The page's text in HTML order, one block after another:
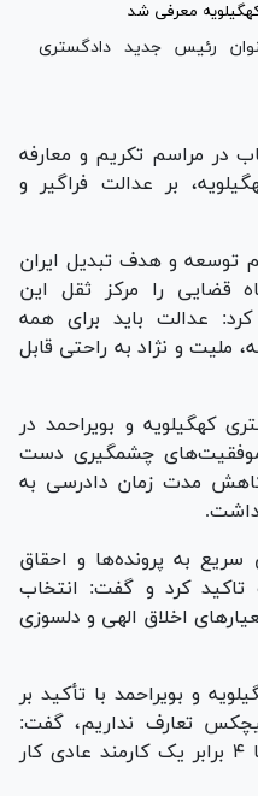
رئیس جدید دادگستری
در مراسم تکریم و معارفه
بر عدالت فراگیر و
توسعه و هدف تبدیل ایران
قضایی را مرکز ثقل این
عدالت باید برای همه
ملیت و نژاد به راحتی قابل
کهگیلویه و بویراحمد در
چشمگیری دست
مدت زمان دادرسی به
به پرونده‌ها و احقاق
کرد و گفت: انتخاب
اخلاق الهی و دلسوزی
و بویراحمد با تأکید بر
تعارف نداریم، گفت:
مدیران این مجموعه حداقل ۳ تا ۴ برابر یک کارمند عادی کار